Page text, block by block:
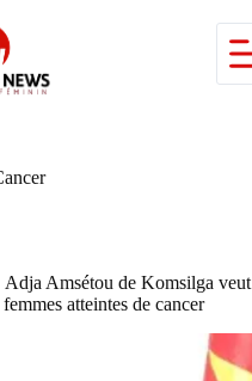
Amsétou de Komsilga veut
atteintes de cancer